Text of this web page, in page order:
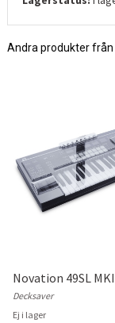
Andra produkter
Novation 49SL
Decksaver
Ej i lager